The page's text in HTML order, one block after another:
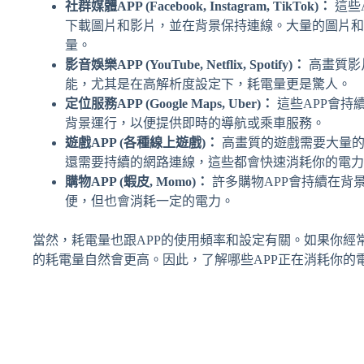
社群媒體APP (Facebook, Instagram, TikTok)： 這些
下載圖片和影片，並在背景保持連線。大量的圖片
量。
影音娛樂APP (YouTube, Netflix, Spotify)：
高畫質
能，尤其是在高解析度設定下，耗電量更是驚人。
定位服務APP (Google Maps, Uber)： 這些APP會持
背景運行，以便提供即時的導航或乘車服務。
遊戲APP (各種線上遊戲)：
高畫質的遊戲需要大量
還需要持續的網路連線，這些都會快速消耗你的電
購物APP (蝦皮, Momo)： 許多購物APP會持續在背
便，但也會消耗一定的電力。
當然，耗電量也跟APP的使用頻率和設定有關。如果你
的耗電量自然會更高。因此，了解哪些APP正在消耗你